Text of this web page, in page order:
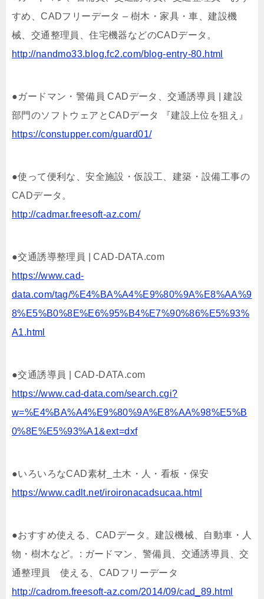
すめ、CADフリーデータ – 樹木・家具・車、建設機
械、交通整理員、住宅機器などのCADデータ。
http://nandmo33.blog.fc2.com/blog-entry-80.html
●ガードマン・警備員 CADデータ、交通誘導員 | 建設
部門のソフトウェアとCADデータ 『建設上位を狙え』
https://constupper.com/guard01/
●使って便利な、安全施設・仮設工、建築・設備工事の
CADデータ。
http://cadmar.freesoft-az.com/
●交通誘導整理員 | CAD-DATA.com
https://www.cad-
data.com/tag/%E4%BA%A4%E9%80%9A%E8%AA%9
8%E5%B0%8E%E6%95%B4%E7%90%86%E5%93%
A1.html
●交通誘導員 | CAD-DATA.com
https://www.cad-data.com/search.cgi?
w=%E4%BA%A4%E9%80%9A%E8%AA%98%E5%B
0%8E%E5%93%A1&ext=dxf
●いろいろなCAD素材_土木・人・看板・保安
https://www.cadlt.net/iroironacadsucaa.html
●おすすめ使える、CADデータ。建設機械、自動車・人
物・樹木など。: ガードマン、警備員、交通誘導員、交
通整理員 使える、CADフリーデータ
http://cadrom.freesoft-az.com/2014/09/cad_89.html